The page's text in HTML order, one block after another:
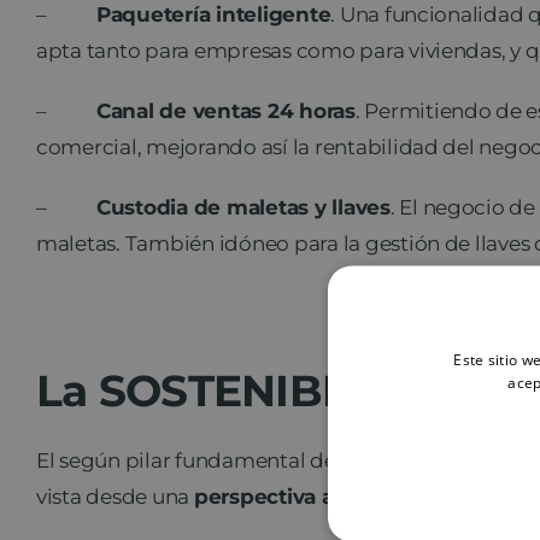
– Paquetería inteligente. Una funcionalidad
apta tanto para empresas como para viviendas, y
– Canal de ventas 24 horas. Permitiendo de
comercial, mejorando así la rentabilidad del
– Custodia de maletas y llaves. El negocio
maletas. También idóneo para la gestión de
La SOSTENIBILIDAD
El según pilar fundamental de la estrategia de
vista desde una perspectiva amplia que atiende
Este sitio